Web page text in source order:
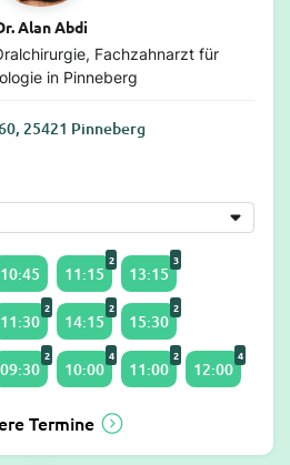
Alan Abdi
Fachzahnarzt für
in Pinneberg
25421 Pinneberg
10:45 11:15
2
13:15
3
11:30
2
14:15
2
15:30
2
09:30
2
10:00
4
11:00
2
12:00
4
Termine